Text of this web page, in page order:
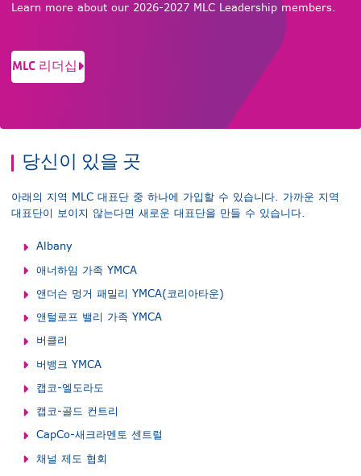
Learn more about our 2026-2027 MLC Leadership members.
MLC 리더십
당신이 있을 곳
아래의 지역 MLC 대표단 중 하나에 가입할 수 있습니다. 가까운 지역
대표단이 보이지 않는다면 새로운 대표단을 만들 수 있습니다.
Albany
애너하임 가족 YMCA
앤더슨 멍거 패밀리 YMCA(코리아타운)
앤털로프 밸리 가족 YMCA
버클리
버뱅크 YMCA
캡코-엘도라도
캡코-골드 컨트리
CapCo-새크라멘토 센트럴
채널 제도 협회